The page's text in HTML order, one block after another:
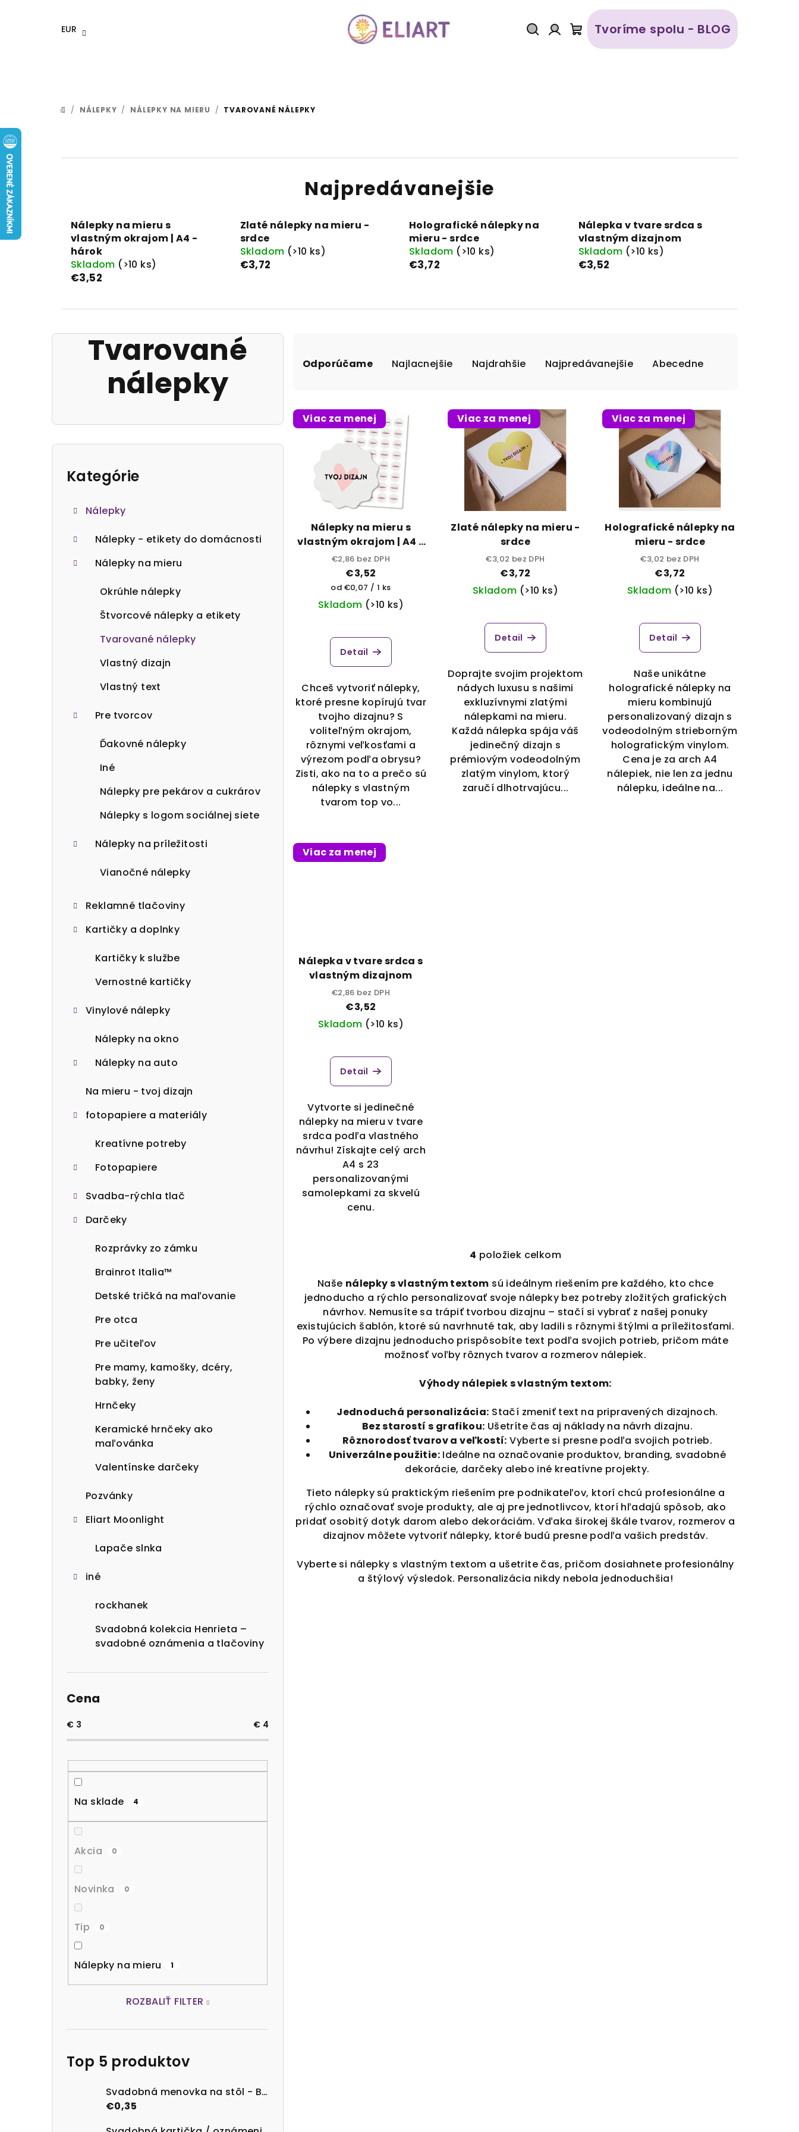
EUR
Prihlásenie
Nákupný
Tvoríme spolu - BLOG
DOMOV
/ NÁLEPKY / NÁLEPKY NA MIERU / TVAROVANÉ NÁLEPKY
Najpredávanejšie
Nálepky na mieru s
vlastným okrajom | A4 -
hárok
Skladom (>10 ks)
€3,52
Zlaté nálepky na mieru -
srdce
Skladom (>10 ks)
€3,72
Holografické nálepky na
mieru - srdce
Skladom (>10 ks)
€3,72
Nálepka v tvare srdca s
vlastným dizajnom
Skladom (>10 ks)
€3,52
Tvarované
nálepky
B
Preskočiť
kategórie
Kategórie
Nálepky
Nálepky - etikety do domácnosti
Nálepky na mieru
Okrúhle nálepky
Štvorcové nálepky a etikety
Tvarované nálepky
Vlastný dizajn
Vlastný text
Pre tvorcov
Ďakovné nálepky
Iné
Nálepky pre pekárov a cukrárov
Nálepky s logom sociálnej siete
Nálepky na príležitosti
Vianočné nálepky
Reklamné tlačoviny
Kartičky a doplnky
Kartičky k službe
Vernostné kartičky
Vinylové nálepky
Nálepky na okno
Nálepky na auto
Na mieru - tvoj dizajn
fotopapiere a materiály
Kreatívne potreby
Fotopapiere
Svadba-rýchla tlač
Darčeky
Rozprávky zo zámku
Brainrot Italia™
Detské tričká na maľovanie
Pre otca
Pre učiteľov
Pre mamy, kamošky, dcéry,
babky, ženy
Hrnčeky
Keramické hrnčeky ako
maľovánka
Valentínske darčeky
Pozvánky
Eliart Moonlight
Lapače slnka
iné
rockhanek
Svadobná kolekcia Henrieta –
svadobné oznámenia a tlačoviny
Cena
€ 3 € 4
Na sklade 4
Akcia 0
Novinka 0
Tip 0
Nálepky na mieru 1
ROZBALIŤ FILTER
Top 5 produktov
Svadobná menovka na stôl - Basic Gold
€0,35
a
e
o
v
Odporúčame Najlacnejšie Najdrahšie Najpredávanejšie Abecedne
V
p
o
v
Viac za menej
Nálepky na mieru s
vlastným okrajom | A4 -
hárok
€2,86 bez DPH
€3,52
Jednotková
cena:
od €0,07 / 1 ks
Skladom (>10 ks)
Detail
Chceš vytvoriť nálepky,
ktoré presne kopírujú tvar
tvojho dizajnu? S
voliteľným okrajom,
rôznymi veľkosťami a
výrezom podľa obrysu?
Zisti, ako na to a prečo sú
nálepky s vlastným
tvarom top vo...
Viac za menej
Zlaté nálepky na mieru -
srdce
€3,02 bez DPH
€3,72
Skladom (>10 ks)
Detail
Doprajte svojim projektom
nádych luxusu s našimi
exkluzívnymi zlatými
nálepkami na mieru.
Každá nálepka spája váš
jedinečný dizajn s
prémiovým vodeodolným
zlatým vinylom, ktorý
zaručí dlhotrvajúcu...
Viac za menej
Holografické nálepky na
mieru - srdce
€3,02 bez DPH
€3,72
Skladom (>10 ks)
Detail
Naše unikátne
holografické nálepky na
mieru kombinujú
personalizovaný dizajn s
vodeodolným strieborným
holografickým vinylom.
Cena je za arch A4
nálepiek, nie len za jednu
nálepku, ideálne na...
Viac za menej
Nálepka v tvare srdca s
vlastným dizajnom
€2,86 bez DPH
€3,52
Skladom (>10 ks)
Detail
Vytvorte si jedinečné
nálepky na mieru v tvare
srdca podľa vlastného
návrhu! Získajte celý arch
A4 s 23
personalizovanými
samolepkami za skvelú
cenu.
O
v
l
á
d
a
c
i
p
r
v
k
y
v
ý
p
i
s
u
4 položiek celkom
Naše nálepky s vlastným textom sú ideálnym riešením pre každého, kto chce
jednoducho a rýchlo personalizovať svoje nálepky bez potreby zložitých grafických
návrhov. Nemusíte sa trápiť tvorbou dizajnu – stačí si vybrať z našej ponuky
existujúcich šablón, ktoré sú navrhnuté tak, aby ladili s rôznymi štýlmi a príležitosťami.
Po výbere dizajnu jednoducho prispôsobíte text podľa svojich potrieb, pričom máte
možnosť voľby rôznych tvarov a rozmerov nálepiek.
Výhody nálepiek s vlastným textom:
Jednoduchá personalizácia: Stačí zmeniť text na pripravených dizajnoch.
Bez starostí s grafikou: Ušetríte čas aj náklady na návrh dizajnu.
Rôznorodosť tvarov a veľkostí: Vyberte si presne podľa svojich potrieb.
Univerzálne použitie: Ideálne na označovanie produktov, branding, svadobné
dekorácie, darčeky alebo iné kreatívne projekty.
Tieto nálepky sú praktickým riešením pre podnikateľov, ktorí chcú profesionálne a
rýchlo označovať svoje produkty, ale aj pre jednotlivcov, ktorí hľadajú spôsob, ako
pridať osobitý dotyk darom alebo dekoráciám. Vďaka širokej škále tvarov, rozmerov a
dizajnov môžete vytvoriť nálepky, ktoré budú presne podľa vašich predstáv.
Vyberte si nálepky s vlastným textom a ušetrite čas, pričom dosiahnete profesionálny
a štýlový výsledok. Personalizácia nikdy nebola jednoduchšia!